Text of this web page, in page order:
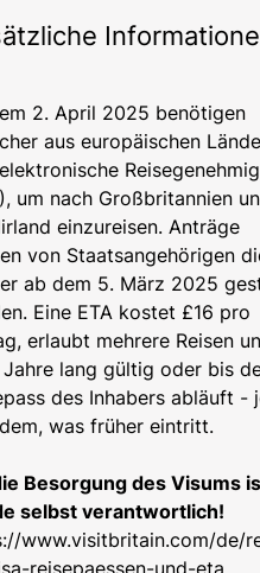
2. April 2025 benötigen
aus europäischen
um nach Großbritannien
einzureisen. Anträge
von Staatsangehörigen
ab dem 5. März 2025
Eine ETA kostet £16 pro
erlaubt mehrere Reisen
lang gültig oder bis
des Inhabers abläuft -
was früher eintritt.
Besorgung des Visums
selbst verantwortlich!
www.visitbritain.com/de/
reisepaessen-und-eta